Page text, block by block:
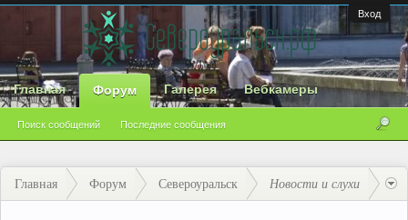
Вход
Главная Форум
Поиск сообщений Последние сообщения
Галерея Вебкамеры
Главная Форум Североуральск Новости и слухи